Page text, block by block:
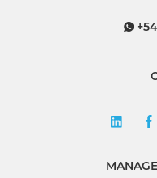
+54